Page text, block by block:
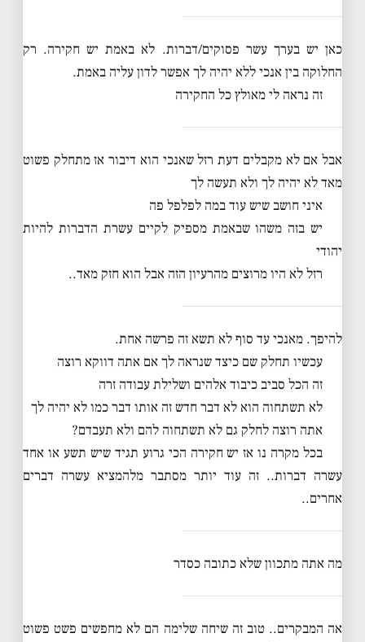
כאן יש בערך עשר פסוקים/דברות. לא באמת יש חקירה. רק
החלוקה בין אנכי ללא יהיה לך אפשר לדון עליה באמת.
זה נראה לי מאולץ כל החקירה
אבל אם לא מקבלים דעת רזל שאנכי הוא דיבור אז מתחלק פשוט
מאד לא יהיה לך ולא תעשה לך
איני חושב שיש עוד במה לפלפל פה
יש בזה משהו שבאמת מספיק לקיים עשרת הדברות להיות
יהודי
רזל לא היו מרוצים מהרעיון הזה אבל הוא חזק מאד..
להיפך. מאנכי עד סוף לא תשא זה פרשה אחת.
עכשיו תחלק שם כיצד שנראה לך אם אתה דווקא רוצה
זה הכל סביב כיבוד אלהים ושלילת עבודה זרה
לא תשתחוה הוא לא דבר חדש זה אותו דבר כמו לא יהיה לך
אתה רוצה לחלק גם לא תשתחוה להם ולא תעבדם?
בכל מקרה נו אז יש חקירה הכי גרוע תגיד שיש תשע או אחד
עשרה דברות.. זה עוד יותר מסתבר מלהמציא עשרה דברים
אחרים..
מה אתה מתכוון שלא כתובה כסדר
אה המבקרים.. טוב זה שיחה שלימה הם לא מחפשים פשט פשוט